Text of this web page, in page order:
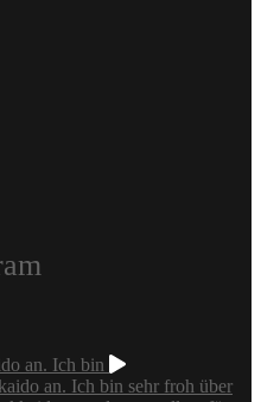
an. Ich bin